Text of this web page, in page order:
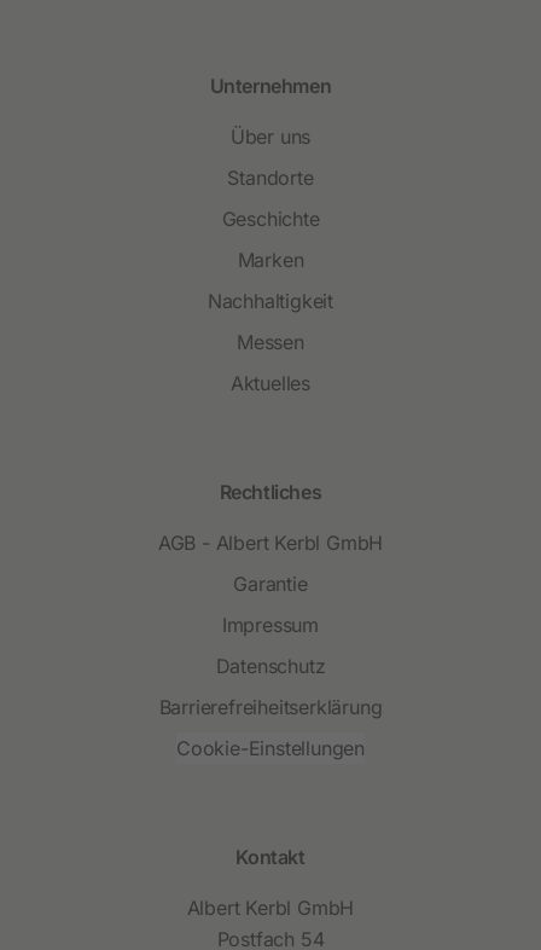
Unternehmen
Über uns
Standorte
Geschichte
Marken
Nachhaltigkeit
Messen
Aktuelles
Rechtliches
AGB - Albert Kerbl GmbH
Garantie
Impressum
Datenschutz
Barrierefreiheitserklärung
Cookie-Einstellungen
Kontakt
Albert Kerbl GmbH
Postfach 54